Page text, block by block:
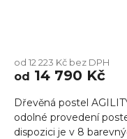
produktu
je
z
5
hvězdiček.
od 12 223 Kč bez DPH
od 14 790 Kč
Dřevěná postel
odolné provedení
dispozici je v 8